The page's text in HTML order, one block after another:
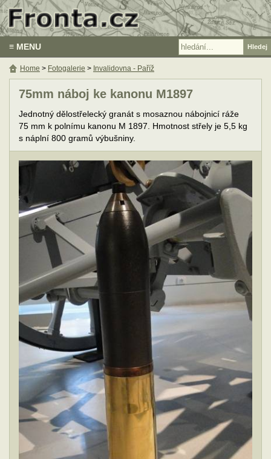
≡ MENU
75mm náboj ke kanonu M1897
Jednotný dělostřelecký granát s mosaznou nábojnicí ráže
75 mm k polnímu kanonu M 1897. Hmotnost střely je 5,5 kg
s náplní 800 gramů výbušniny.
Home > Fotogalerie > Invalidovna - Paříž